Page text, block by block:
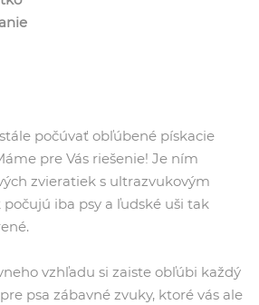
počúvať obľúbené pískacie
pre Vás riešenie! Je ním
zvieratiek s ultrazvukovým
iba psy a ľudské uši tak
vzhľadu si zaiste obľúbi každý
psa zábavné zvuky, ktoré vás ale